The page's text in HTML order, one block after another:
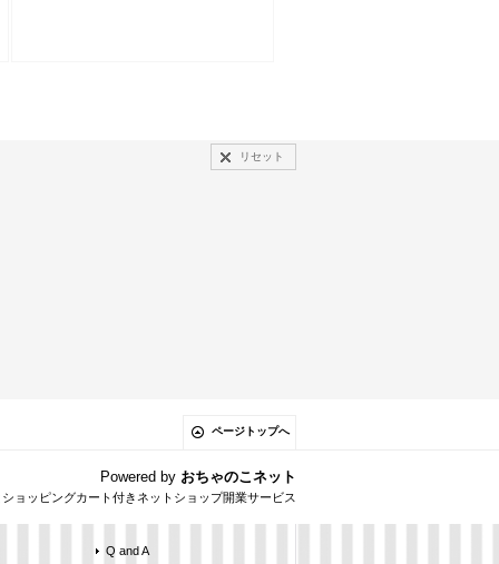
リセット
ページトップへ
Powered by おちゃのこネット
ョッピングカート付きネットショップ開業サービス
Q and A